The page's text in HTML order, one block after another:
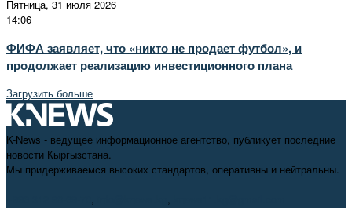
Пятница, 31 июля 2026
14:06
ФИФА заявляет, что «никто не продает футбол», и
продолжает реализацию инвестиционного плана
Загрузить больше
K-News - ведущее информационное агентство, публикует последние
новости Кыргызстана.
Мы придерживаемся высоких стандартов, оперативны и нейтральны.
, ,